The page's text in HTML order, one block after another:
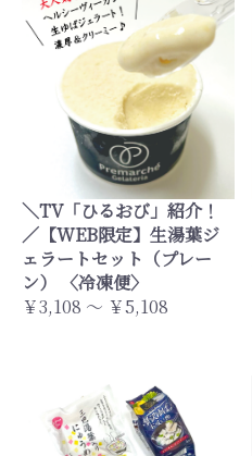
＼TV「ひるおび」紹介！
／【WEB限定】生湯葉ジ
ェラートセット（プレー
ン） 〈冷凍便〉
￥3,108 ～ ￥5,108